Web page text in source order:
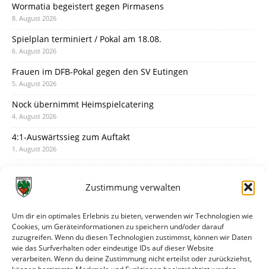
Zustimmung verwalten
Um dir ein optimales Erlebnis zu bieten, verwenden wir Technologien wie
Cookies, um Geräteinformationen zu speichern und/oder darauf
zuzugreifen. Wenn du diesen Technologien zustimmst, können wir Daten
wie das Surfverhalten oder eindeutige IDs auf dieser Website
verarbeiten. Wenn du deine Zustimmung nicht erteilst oder zurückziehst,
Wormatia begeistert gegen Pirmasens
8. August 2026
Spielplan terminiert / Pokal am 18.08.
6. August 2026
Frauen im DFB-Pokal gegen den SV Eutingen
5. August 2026
Nock übernimmt Heimspielcatering
4. August 2026
4:1-Auswärtssieg zum Auftakt
1. August 2026
31. Juli 2026
30. Juli 2026
Deine Spielminute: 89+1
28. Juli 2026